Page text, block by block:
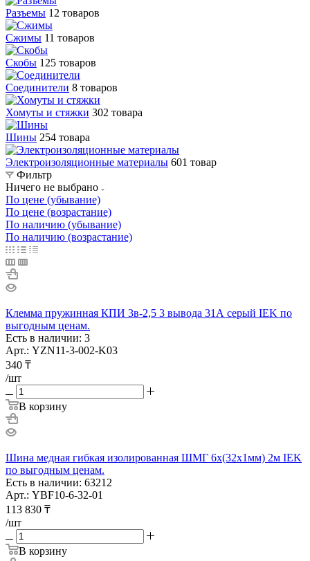
Разъемы 12 товаров
Сжимы 11 товаров
Скобы 125 товаров
Соединители 8 товаров
Хомуты и стяжки 302 товара
Шины 254 товара
Электроизоляционные материалы 601 товар
Фильтр
Ничего не выбрано
По цене (убывание)
По цене (возрастание)
По наличию (убывание)
По наличию (возрастание)
Клемма пружинная КПИ 3в-2,5 3 вывода 31А серый IEK по
выгодным ценам.
Есть в наличии: 3
Арт.: YZN11-3-002-K03
340 ₸
/шт
В корзину
Шина медная гибкая изолированная ШМГ 6х(32х1мм) 2м IEK
по выгодным ценам.
Есть в наличии: 63212
Арт.: YBF10-6-32-01
113 830 ₸
/шт
В корзину